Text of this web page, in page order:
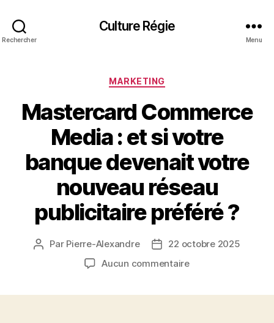
Rechercher
Culture Régie
Menu
Catégories
MARKETING
Mastercard Commerce
Media : et si votre
banque devenait votre
nouveau réseau
publicitaire préféré ?
Auteur
Par Pierre-Alexandre
Date22 octobre 2025
Aucun commentairesur